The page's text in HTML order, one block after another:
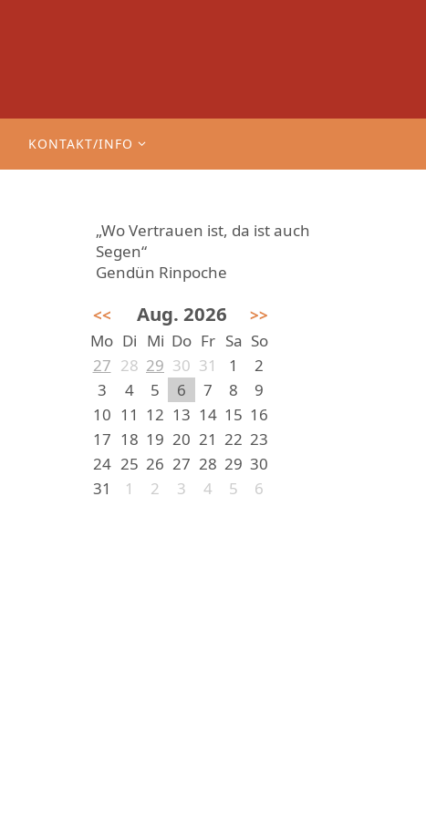
KONTAKT/INFO
„Wo Vertrauen ist, da ist auch
Segen“
Gendün Rinpoche
<< Aug. 2026
>>
Mo Di Mi Do Fr Sa So
27 28 29 30 31 1
2
3
4 5 6 7 8
9
10 11 12 13 14 15 16
17 18 19 20 21 22 23
24 25 26 27 28 29 30
31
1 2 3 4 5 6